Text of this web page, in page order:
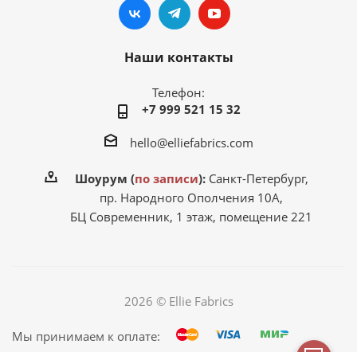
Наши контакты
Телефон:
+7 999 521 15 32
hello@elliefabrics.com
Шоурум (по записи):Санкт-Петербург,
пр. Народного Ополчения 10А,
БЦ Современник, 1 этаж, помещение 221
2026 © Ellie Fabrics
Мы принимаем к оплате: